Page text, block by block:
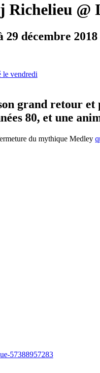
Richelieu @
29 décembre
le vendredi
grand retour et
80, et une
du mythique Medley
57388957283